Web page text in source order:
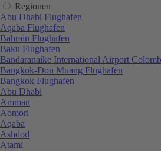
Regionen
Abu Dhabi Flughafen
Aqaba Flughafen
Bahrain Flughafen
Baku Flughafen
Bandaranaike International Airport
Bangkok-Don Muang Flughafen
Bangkok Flughafen
Abu Dhabi
Amman
Aomori
Aqaba
Ashdod
Atami